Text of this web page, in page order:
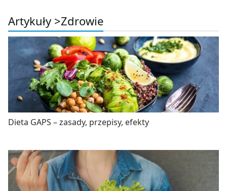
Artykuły >Zdrowie
Dieta GAPS – zasady, przepisy, efekty